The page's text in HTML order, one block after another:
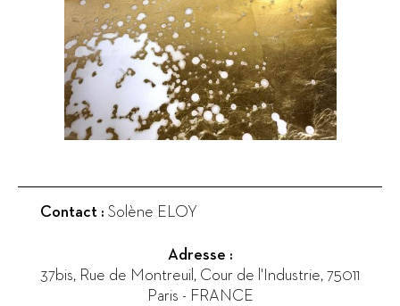
Contact : Solène ELOY
Adresse :
37bis, Rue de Montreuil, Cour de l'Industrie, 75011
Paris - FRANCE